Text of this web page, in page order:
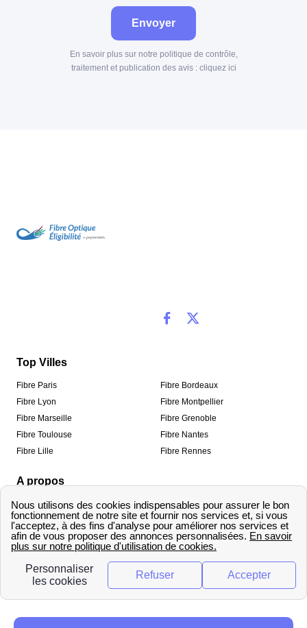
Envoyer
En savoir plus sur notre politique de contrôle,
traitement et publication des avis : cliquez ici
Top Villes
Fibre Paris
Fibre Lyon
Fibre Marseille
Fibre Toulouse
Fibre Lille
Fibre Bordeaux
Fibre Montpellier
Fibre Grenoble
Fibre Nantes
Fibre Rennes
A propos
Qui sommes-nous ?
Informations de contact
Méthodologie de classement
Mentions légales
Traitement des avis
Copyright © fibre-optique-eligibilite.fr 2026 – Tous
droits réservés